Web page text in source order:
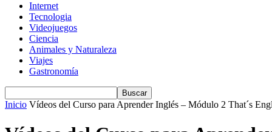
Internet
Tecnologia
Videojuegos
Ciencia
Animales y Naturaleza
Viajes
Gastronomía
Inicio Vídeos del Curso para Aprender Inglés – Módulo 2 That´s